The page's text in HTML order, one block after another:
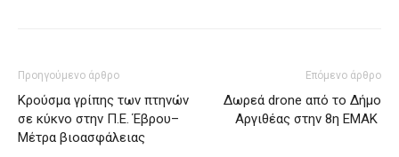
Προηγούμενο άρθρο
Κρούσμα γρίπης των πτηνών
σε κύκνο στην Π.Ε. Έβρου–
Μέτρα βιοασφάλειας
Επόμενο άρθρο
Δωρεά drone από το Δήμο
Αργιθέας στην 8η ΕΜΑΚ